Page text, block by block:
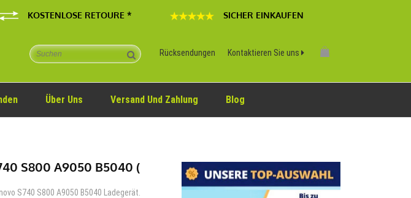
KOSTENLOSE RETOURE * SICHER EINKAUFEN
Rücksendungen Kontaktieren Sie uns
Über Uns Versand Und Zahlung Blog
S800 A9050 B5040 (
S740 S800 A9050 B5040 Ladegerät.